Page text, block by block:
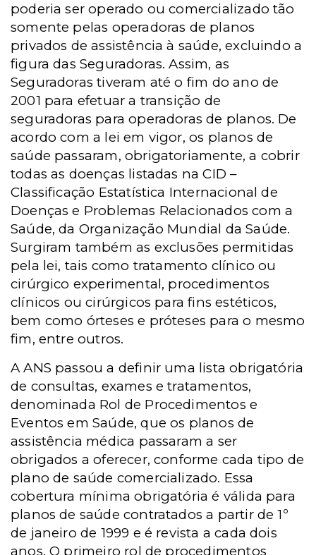
poderia ser operado ou comercializado tão
somente pelas operadoras de planos
privados de assistência à saúde, excluindo a
figura das Seguradoras.Assim, as
Seguradoras tiveram até o fim do ano de
2001 para efetuar a transição de
seguradoras para operadoras de planos. De
acordo com a lei em vigor, os planos de
saúde passaram, obrigatoriamente, a cobrir
todas as doenças listadas na CID –
Classificação Estatística Internacional de
Doenças e Problemas Relacionados com a
Saúde, da Organização Mundial da Saúde.
Surgiram também as exclusões permitidas
pela lei, tais como tratamento clínico ou
cirúrgico experimental, procedimentos
clínicos ou cirúrgicos para fins estéticos,
bem como órteses e próteses para o mesmo
fim, entre outros.
A ANS passou a definir uma lista obrigatória
de consultas, exames e tratamentos,
denominada Rol de Procedimentos e
Eventos em Saúde, que os planos de
assistência médica passaram a ser
obrigados a oferecer, conforme cada tipo de
plano de saúde comercializado. Essa
cobertura mínima obrigatória é válida para
planos de saúde contratados a partir de 1º
de janeiro de 1999 e é revista a cada dois
anos. O primeiro rol de procedimentos